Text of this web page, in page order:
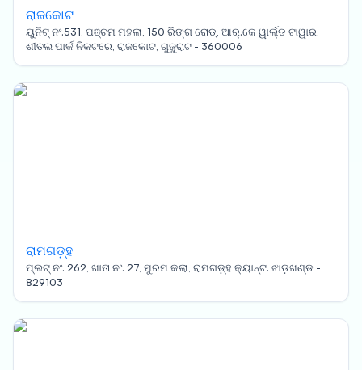
ରାଜକୋଟ
ୟୁନିଟ୍ ନଂ.531, ପଞ୍ଚମ ମହଲା, 150 ରିଙ୍ଗ ରୋଡ୍, ଆର୍.କେ ୱାର୍ଲ୍ଡ ଟାୱାର,
ଶୀତଲ ପାର୍କ ନିକଟରେ, ରାଜକୋଟ, ଗୁଜୁରାଟ - 360006
ରାମଗଡ଼୍ହ
ପ୍ଲଟ୍ ନଂ. 262, ଖାତା ନଂ. 27, ମୁରମ କଲା, ରାମଗଡ଼୍ହ କ୍ୟାନ୍ଟ. ଝାଡ଼ଖଣ୍ଡ -
829103